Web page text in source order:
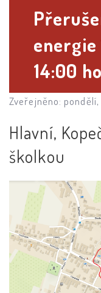
energie
14:00
Zveřejněno:
Hlavní,
školkou